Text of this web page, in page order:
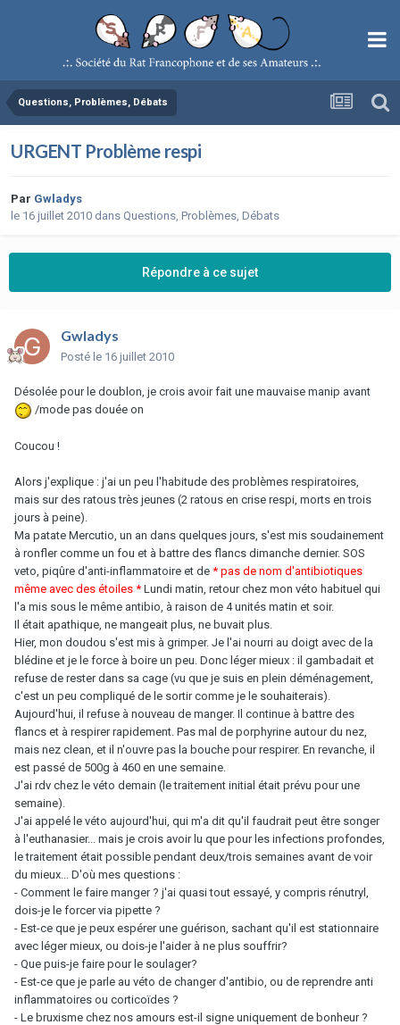
Questions, Problèmes, Débats
URGENT Problème respi
Par Gwladys
le 16 juillet 2010 dans Questions, Problèmes, Débats
Répondre à ce sujet
Gwladys
Posté le 16 juillet 2010
Désolée pour le doublon, je crois avoir fait une mauvaise manip avant
/mode pas douée on
Coucou !
Alors j'explique : j'ai un peu l'habitude des problèmes respiratoires,
mais sur des ratous très jeunes (2 ratous en crise respi, morts en trois
jours à peine).
Ma patate Mercutio, un an dans quelques jours, s'est mis soudainement
à ronfler comme un fou et à battre des flancs dimanche dernier. SOS
veto, piqûre d'anti-inflammatoire et de * pas de nom d'antibiotiques
même avec des étoiles * Lundi matin, retour chez mon véto habituel qui
l'a mis sous le même antibio, à raison de 4 unités matin et soir.
Il était apathique, ne mangeait plus, ne buvait plus.
Hier, mon doudou s'est mis à grimper. Je l'ai nourri au doigt avec de la
blédine et je le force à boire un peu. Donc léger mieux : il gambadait et
refuse de rester dans sa cage (vu que je suis en plein déménagement,
c'est un peu compliqué de le sortir comme je le souhaiterais).
Aujourd'hui, il refuse à nouveau de manger. Il continue à battre des
flancs et à respirer rapidement. Pas mal de porphyrine autour du nez,
mais nez clean, et il n'ouvre pas la bouche pour respirer. En revanche, il
est passé de 500g à 460 en une semaine.
J'ai rdv chez le véto demain (le traitement initial était prévu pour une
semaine).
J'ai appelé le véto aujourd'hui, qui m'a dit qu'il faudrait peut être songer
à l'euthanasier... mais je crois avoir lu que pour les infections profondes,
le traitement était possible pendant deux/trois semaines avant de voir
du mieux... D'où mes questions :
- Comment le faire manger ? j'ai quasi tout essayé, y compris rénutryl,
dois-je le forcer via pipette ?
- Est-ce que je peux espérer une guérison, sachant qu'il est stationnaire
avec léger mieux, ou dois-je l'aider à ne plus souffrir?
- Que puis-je faire pour le soulager?
- Est-ce que je parle au véto de changer d'antibio, ou de reprendre anti
inflammatoires ou corticoïdes ?
- Le bruxisme chez nos amours est-il signe uniquement de bonheur ?